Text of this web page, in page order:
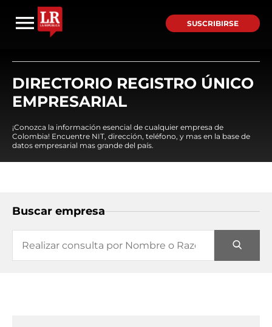
SUSCRIBIRSE
DIRECTORIO REGISTRO ÚNICO
EMPRESARIAL
¡Conozca la información esencial de cualquier empresa de
Colombia! Encuentre NIT, dirección, teléfono, y mas en la base de
datos empresarial mas grande del país.
Buscar empresa